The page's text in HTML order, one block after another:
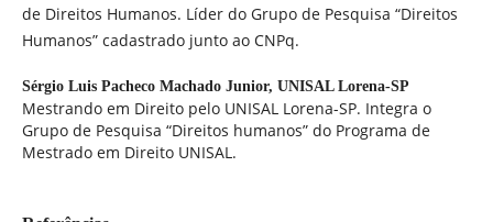
de Direitos Humanos. Líder do Grupo de Pesquisa “Direitos
Humanos” cadastrado junto ao CNPq.
Sérgio Luis Pacheco Machado Junior, UNISAL Lorena-SP
Mestrando em Direito pelo UNISAL Lorena-SP. Integra o
Grupo de Pesquisa “Direitos humanos” do Programa de
Mestrado em Direito UNISAL.